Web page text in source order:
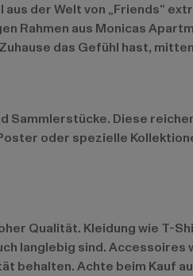
der Welt von „Friends“
Rahmen aus Monicas
das Gefühl hast,
Sammlerstücke. Diese
oder spezielle
Qualität. Kleidung wie T-
langlebig sind.
behalten. Achte beim Kauf